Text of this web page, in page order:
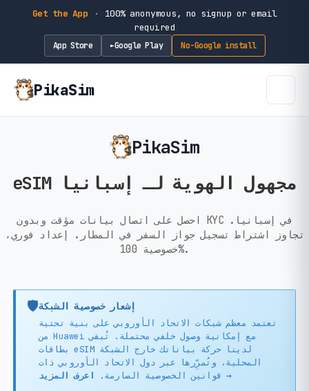
Get the App ·
100% anonymous, no signup or email
required
App Store ►Google Play No-Google install
PikaSim
PikaSim
eSIM مجهول الهوية لـ إسبانيا
احصل على اتصال بيانات مؤقت وبدون KYC في إسبانيا.
تجاوز اشتراط تسجيل جواز السفر في المطار. إعداد فوري،
خصوصية 100%.
🛡️إشعار خصوصية الشبكة
تعتمد معظم شبكات الاتحاد الأوروبي على بنية تحتية
من Huawei مع إمكانية وصول خلفي محتملة. تُبقي
بطاقات eSIM لدينا حركة بياناتك خارج الشبكة
المحلية، وتُمرِّرها عبر دول الاتحاد الأوروبي ذات
قوانين الخصوصية الصارمة. اعرف المزيد →